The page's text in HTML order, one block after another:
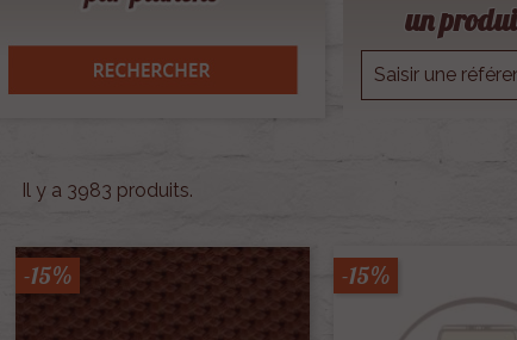
un
Il y a 3983 produits.
-15% -15%